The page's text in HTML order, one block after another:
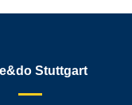
Stuttgart